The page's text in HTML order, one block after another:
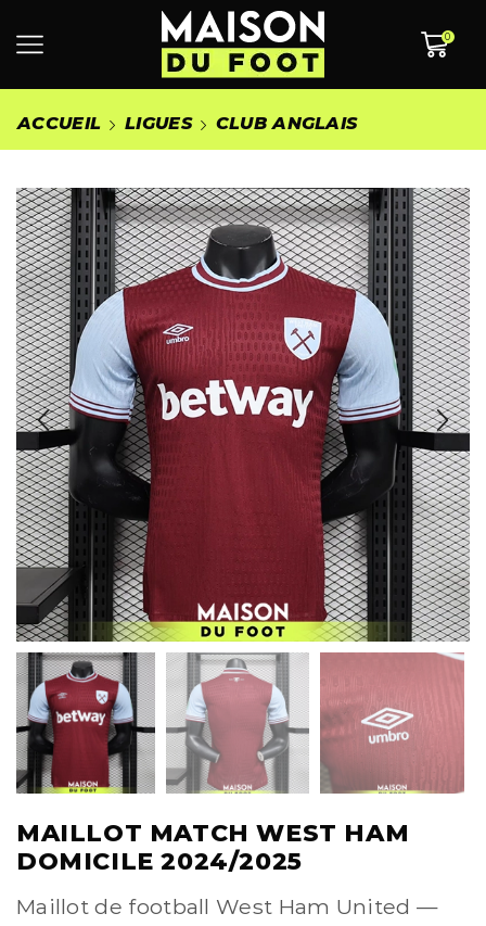
0
ACCUEIL LIGUES CLUB ANGLAIS
MAILLOT MATCH WEST HAM
DOMICILE 2024/2025
Maillot de football West Ham United —